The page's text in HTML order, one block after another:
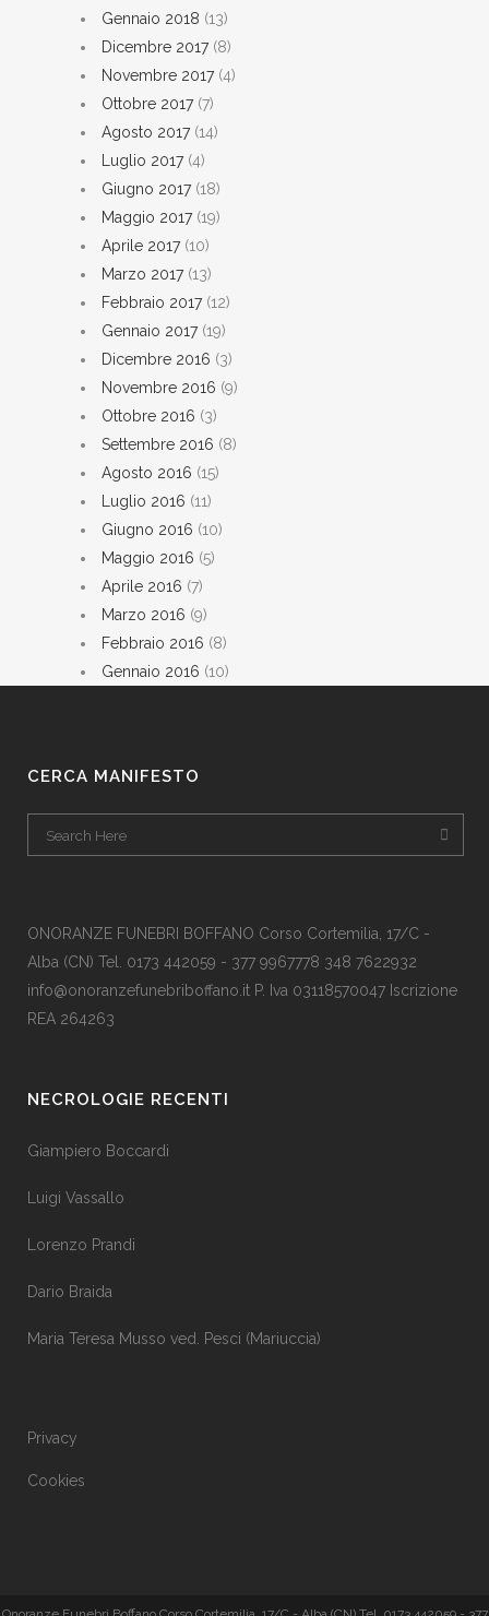
Gennaio 2018 (13)
Dicembre 2017(8)
Novembre 2017(4)
Ottobre 2017(7)
Agosto 2017(14)
Luglio 2017(4)
Giugno 2017(18)
Maggio 2017(19)
Aprile 2017(10)
Marzo 2017(13)
Febbraio 2017(12)
Gennaio 2017(19)
Dicembre 2016 (3)
Novembre 2016 (9)
Ottobre 2016 (3)
Settembre 2016 (8)
Agosto 2016 (15)
Luglio 2016 (11)
Giugno 2016 (10)
Maggio 2016 (5)
Aprile 2016 (7)
Marzo 2016 (9)
Febbraio 2016 (8)
Gennaio 2016 (10)
CERCA MANIFESTO
ONORANZE FUNEBRI BOFFANO Corso Cortemilia, 17/C -
Alba (CN) Tel. 0173 442059 - 377 9967778 348 7622932
info@onoranzefunebriboffano.it P. Iva 03118570047 Iscrizione
REA 264263
NECROLOGIE RECENTI
Giampiero Boccardi
Luigi Vassallo
Lorenzo Prandi
Dario Braida
Maria Teresa Musso ved. Pesci (Mariuccia)
Privacy
Cookies